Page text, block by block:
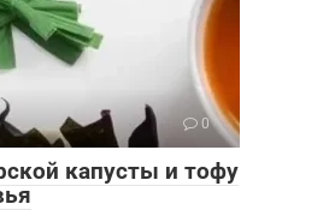
0
капусты и тофу